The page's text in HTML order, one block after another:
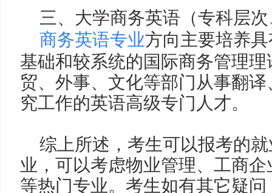
三、 大学商务英语（专科层
商务英语专业方向主要培养
基础和较系统的国际商务管理
贸、外事、文化等部门从事翻
究工作的英语高级专门人才。
综上所述，考生可以报考的
业，可以考虑物业管理、工商
等热门专业。考生如有其它疑